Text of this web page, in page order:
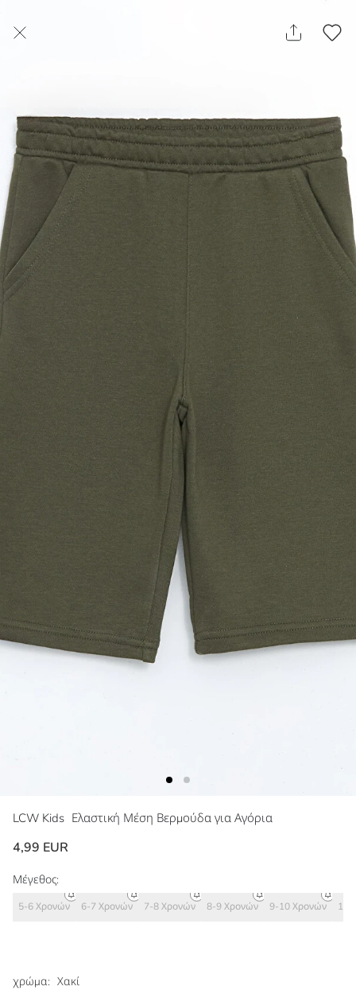
LCW Kids Ελαστική Μέση Βερμούδα για Αγόρια
4,99 EUR
χρώμα: Χακί
Μέγεθος:
5-6 Χρονών 6-7 Χρονών 7-8 Χρονών 8-9 Χρονών 9-10 Χρονών 10-